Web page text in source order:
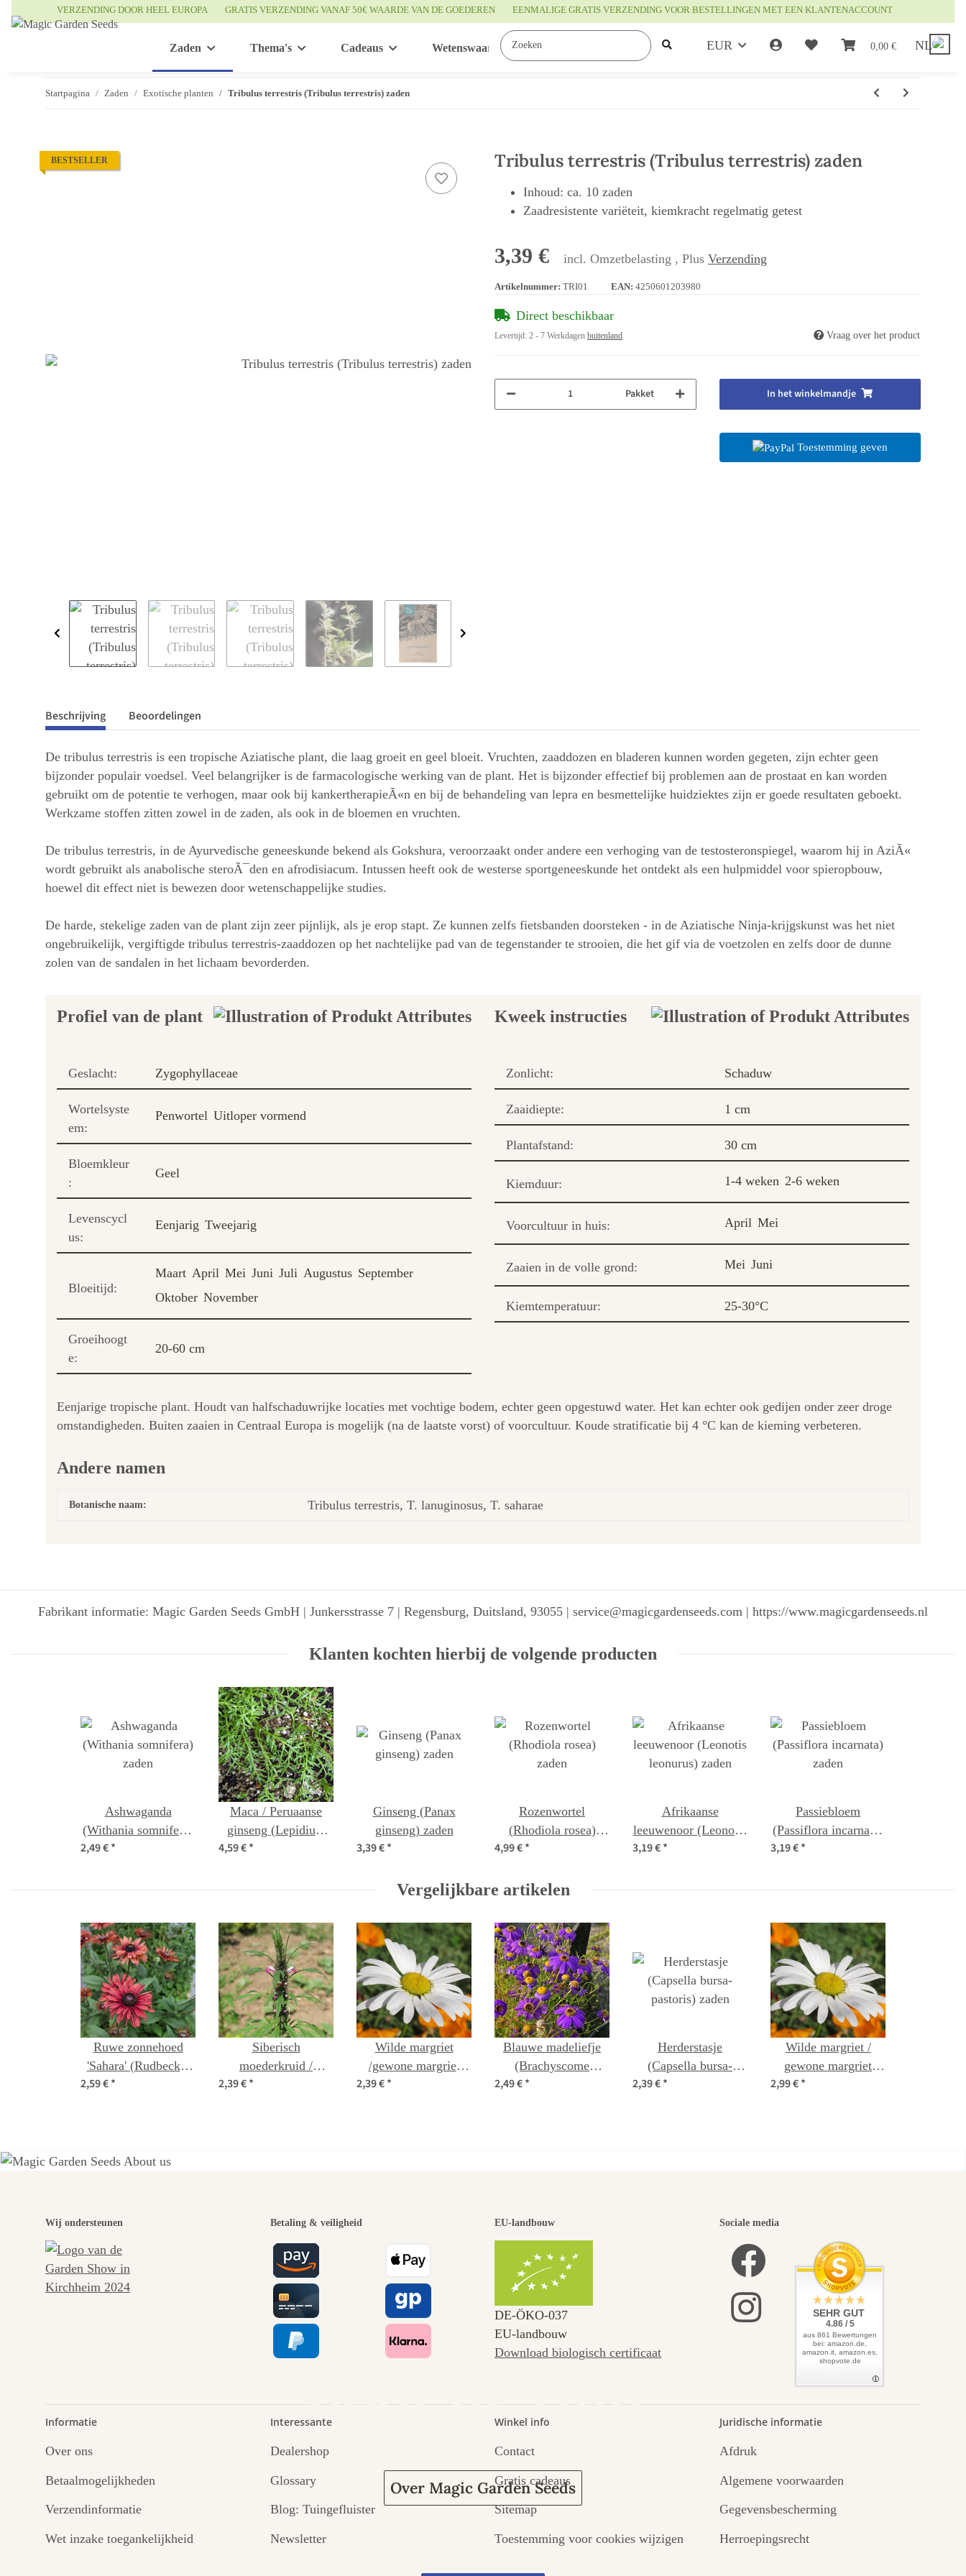
VERZENDING DOOR HEEL EUROPA GRATIS VERZENDING VANAF 50€ WAARDE VAN DE GOEDEREN EENMALIGE GRATIS VERZENDING VOOR BESTELLINGEN MET EEN KLANTENACCOUNT
EUR 0,00 € NL
Zaden Thema's Cadeaus Wetenswaardigheden
Startpagina Zaden Exotische planten Tribulus terrestris (Tribulus terrestris) zaden
BESTSELLER Tribulus terrestris (Tribulus terrestris) zaden
Inhoud: ca. 10 zaden
Zaadresistente variëteit, kiemkracht regelmatig getest
3,39 € incl. Omzetbelasting , Plus Verzending
Artikelnummer: TRI01 EAN: 4250601203980
Direct beschikbaar
Levertijd: 2 - 7 Werkdagen buitenland Vraag over het product
Pakket In het winkelmandje
Toestemming geven
Beschrijving Beoordelingen
De tribulus terrestris is een tropische Aziatische plant, die laag groeit en geel bloeit. Vruchten, zaaddozen en bladeren kunnen worden gegeten, zijn echter geen
bijzonder populair voedsel. Veel belangrijker is de farmacologische werking van de plant. Het is bijzonder effectief bij problemen aan de prostaat en kan worden
gebruikt om de potentie te verhogen, maar ook bij kankertherapieÃ«n en bij de behandeling van lepra en besmettelijke huidziektes zijn er goede resultaten geboekt.
Werkzame stoffen zitten zowel in de zaden, als ook in de bloemen en vruchten.
De tribulus terrestris, in de Ayurvedische geneeskunde bekend als Gokshura, veroorzaakt onder andere een verhoging van de testosteronspiegel, waarom hij in AziÃ«
wordt gebruikt als anabolische steroÃ¯den en afrodisiacum. Intussen heeft ook de westerse sportgeneeskunde het ontdekt als een hulpmiddel voor spieropbouw,
hoewel dit effect niet is bewezen door wetenschappelijke studies.
De harde, stekelige zaden van de plant zijn zeer pijnlijk, als je erop stapt. Ze kunnen zelfs fietsbanden doorsteken - in de Aziatische Ninja-krijgskunst was het niet
ongebruikelijk, vergiftigde tribulus terrestris-zaaddozen op het nachtelijke pad van de tegenstander te strooien, die het gif via de voetzolen en zelfs door de dunne
zolen van de sandalen in het lichaam bevorderden.
Profiel van de plant
Geslacht: Zygophyllaceae
Wortelsyste
em:
Penwortel Uitloper vormend
Bloemkleur
:
Geel
Levenscycl
us:
Eenjarig Tweejarig
Bloeitijd:
Maart April Mei Juni Juli Augustus September
Oktober November
Groeihoogt
e:
20-60 cm
Kweek instructies
Zonlicht: Schaduw
Zaaidiepte: 1 cm
Plantafstand: 30 cm
Kiemduur: 1-4 weken 2-6 weken
Voorcultuur in huis: April Mei
Zaaien in de volle grond: Mei Juni
Kiemtemperatuur: 25-30°C
Eenjarige tropische plant. Houdt van halfschaduwrijke locaties met vochtige bodem, echter geen opgestuwd water. Het kan echter ook gedijen onder zeer droge
omstandigheden. Buiten zaaien in Centraal Europa is mogelijk (na de laatste vorst) of voorcultuur. Koude stratificatie bij 4 °C kan de kieming verbeteren.
Andere namen
Botanische naam: Tribulus terrestris, T. lanuginosus, T. saharae
Fabrikant informatie: Magic Garden Seeds GmbH | Junkersstrasse 7 | Regensburg, Duitsland, 93055 | service@magicgardenseeds.com | https://www.magicgardenseeds.nl
Klanten kochten hierbij de volgende producten
Ashwaganda
(Withania somnifera)
2,49 €*
Maca / Peruaanse
ginseng (Lepidium
meyenii) zaden
4,59 €*
Ginseng (Panax
ginseng) zaden
3,39 €*
Rozenwortel
(Rhodiola rosea)
4,99 €*
Afrikaanse
leeuwenoor (Leonotis
leonurus) zaden
3,19 €*
Passiebloem
(Passiflora incarnata)
3,19 €*
Vergelijkbare artikelen
Ruwe zonnehoed
'Sahara' (Rudbeckia
hirta) zaad
2,59 €*
Siberisch
moederkruid /
marihuanilla
2,39 €*
Wilde margriet
/gewone margriet
(Leucanthemum
2,39 €*
Blauwe madeliefje
(Brachyscome
iberidifolia) zaden
2,49 €*
Herderstasje
(Capsella bursa-
pastoris) zaden
2,39 €*
Wilde margriet /
gewone margriet
(Leucanthemum
2,99 €*
Een van de mooiste
paden naar onszelf leidt
door de tuin.
Over Magic Garden Seeds
Wij ondersteunen Betaling & veiligheid EU-landbouw
DE‑ÖKO‑037
EU-landbouw
Download biologisch certificaat
Sociale media
SEHR GUT
4.86 / 5
aus 861 Bewertungen
bei: amazon.de,
amazon.it, amazon.es,
shopvote.de
Informatie
Over ons
Betaalmogelijkheden
Verzendinformatie
Wet inzake toegankelijkheid
Interessante
Dealershop
Glossary
Blog: Tuingefluister
Newsletter
Winkel info
Contact
Gratis cadeaus
Sitemap
Toestemming voor cookies wijzigen
Juridische informatie
Afdruk
Algemene voorwaarden
Gegevensbescherming
Herroepingsrecht